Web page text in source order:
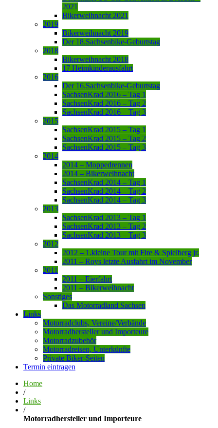
2021
Bikerweihnacht 2021
2019
Bikerweihnacht 2019
Der 18.Sachsenbike-Geburtstag
2018
Bikerweihnacht 2018
17.Heimkinderausfahrt
2016
Der 16.Sachsenbike-Geburtstag
SachsenKrad 2016 – Tag 1
SachsenKrad 2016 – Tag 2
SachsenKrad 2016 – Tag 3
2015
SachsenKrad 2015 – Tag 1
SachsenKrad 2015 – Tag 2
SachsenKrad 2015 – Tag 3
2014
2014 – Moppedrennen
2014 – Bikerweihnacht
SachsenKrad 2014 – Tag 1
SachsenKrad 2014 – Tag 2
SachsenKrad 2014 – Tag 3
2013
SachsenKrad 2013 – Tag 1
SachsenKrad 2013 – Tag 2
SachsenKrad 2013 – Tag 3
2012
2012 – 1.kleine Tour mit Fire & Spielberg jr.
2011 – Roys letzte Ausfahrt im November
2011
2011 – Eierfahrt
2011 – Bikerweihnacht
Sonstiges
Das Motorradland Sachsen
Links
Motorradclubs, Vereine/Verbände
Motorradhersteller und Importeure
Motorradzubehör
Motorradreisen, Unterkünfte
Private Biker-Seiten
Termin eintragen
Home
/
Links
/
Motorradhersteller und Importeure